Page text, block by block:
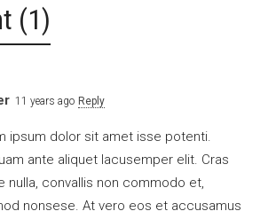
(1)
11 years ago Reply
ipsum dolor sit amet isse potenti.
ante aliquet lacusemper elit. Cras
nulla, convallis non commodo et,
nonsese. At vero eos et accusamus